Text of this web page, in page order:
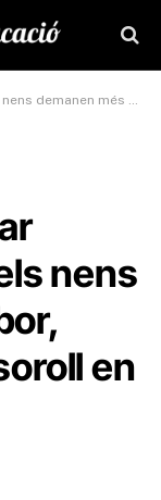
soroll en un espai clau pel benestar
nens
en